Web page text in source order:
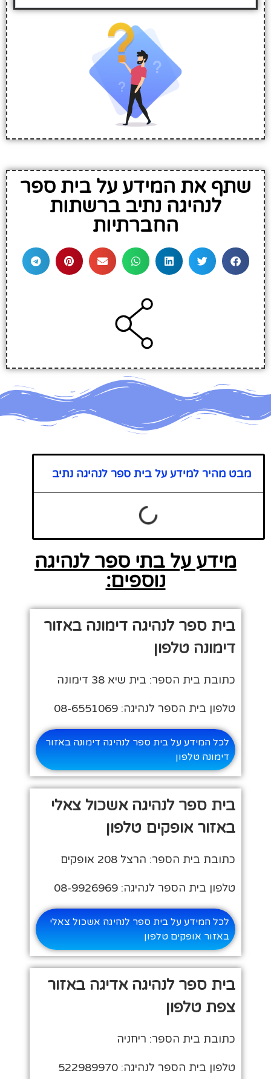
שתף את המידע על בית ספר
לנהיגה נתיב ברשתות
החברתיות
מבט מהיר למידע על בית ספר לנהיגה נתיב
מידע על בתי ספר לנהיגה
נוספים:
בית ספר לנהיגה דימונה באזור
דימונה טלפון
כתובת בית הספר: בית שיא 38 דימונה
טלפון בית הספר לנהיגה: 08-6551069
לכל המידע על בית ספר לנהיגה דימונה באזור
דימונה טלפון
בית ספר לנהיגה אשכול צאלי
באזור אופקים טלפון
כתובת בית הספר: הרצל 208 אופקים
טלפון בית הספר לנהיגה: 08-9926969
לכל המידע על בית ספר לנהיגה אשכול צאלי
באזור אופקים טלפון
בית ספר לנהיגה אדיגה באזור
צפת טלפון
כתובת בית הספר: ריחניה
טלפון בית הספר לנהיגה: 522989970